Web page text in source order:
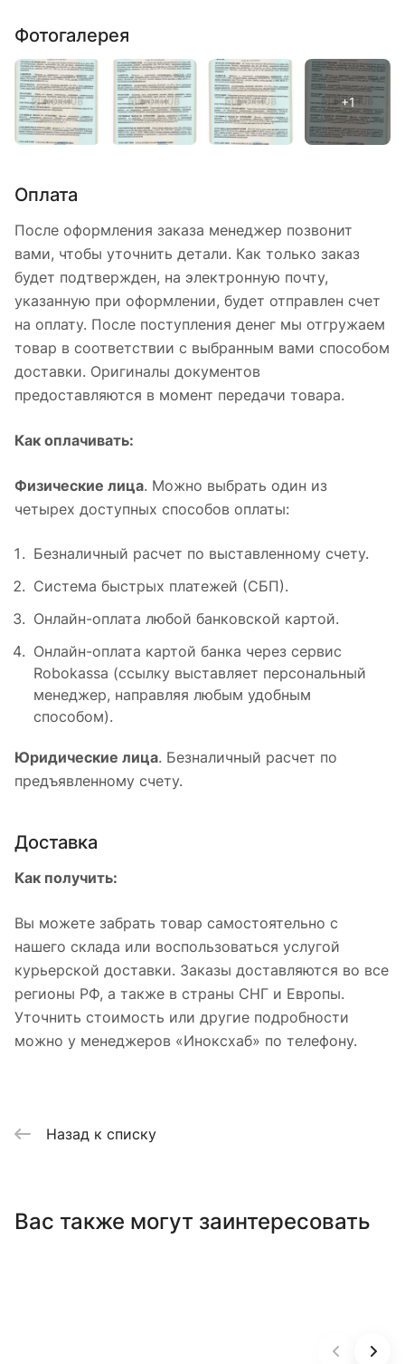
Фотогалерея
Оплата
После оформления заказа менеджер позвонит
вами, чтобы уточнить детали. Как только заказ
будет подтвержден, на электронную почту,
указанную при оформлении, будет отправлен счет
на оплату. После поступления денег мы отгружаем
товар в соответствии с выбранным вами способом
доставки. Оригиналы документов
предоставляются в момент передачи товара.
Как оплачивать:
Физические лица. Можно выбрать один из
четырех доступных способов оплаты:
Безналичный расчет по выставленному счету.
Система быстрых платежей (СБП).
Онлайн-оплата любой банковской картой.
Онлайн-оплата картой банка через сервис
Robokassa (ссылку выставляет персональный
менеджер, направляя любым удобным
способом).
Юридические лица. Безналичный расчет по
предъявленному счету.
Доставка
Как получить:
Вы можете забрать товар самостоятельно с
нашего склада или воспользоваться услугой
курьерской доставки. Заказы доставляются во все
регионы РФ, а также в страны СНГ и Европы.
Уточнить стоимость или другие подробности
можно у менеджеров «Иноксхаб» по телефону.
Назад к списку
Вас также могут заинтересовать